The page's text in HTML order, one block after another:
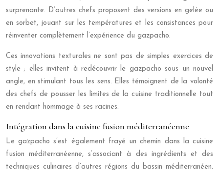
surprenante. D’autres chefs proposent des versions en gelée ou
en sorbet, jouant sur les températures et les consistances pour
réinventer complètement l’expérience du gazpacho.
Ces innovations texturales ne sont pas de simples exercices de
style ; elles invitent à redécouvrir le gazpacho sous un nouvel
angle, en stimulant tous les sens. Elles témoignent de la volonté
des chefs de pousser les limites de la cuisine traditionnelle tout
en rendant hommage à ses racines.
Intégration dans la cuisine fusion méditerranéenne
Le gazpacho s’est également frayé un chemin dans la cuisine
fusion méditerranéenne, s’associant à des ingrédients et des
techniques culinaires d’autres régions du bassin méditerranéen.